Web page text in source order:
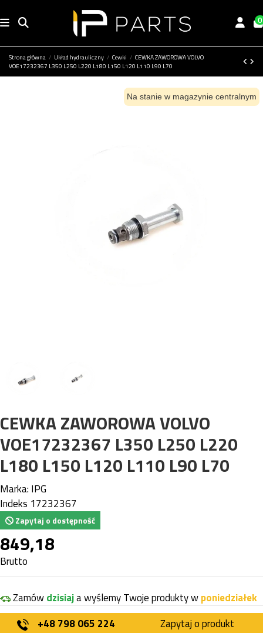
0
Strona główna Układ hydrauliczny Cewki
CEWKA ZAWOROWA VOLVO
VOE17232367 L350 L250 L220 L180 L150 L120 L110 L90 L70
Na stanie w magazynie centralnym
CEWKA ZAWOROWA VOLVO
VOE17232367 L350 L250 L220
L180 L150 L120 L110 L90 L70
Marka: IPG
Indeks 17232367
Zapytaj o dostępność
849,18
Brutto
Zamówdzisiaja wyślemy Twoje produkty wponiedziałek
+48 798 065 224
Zapytaj o produkt